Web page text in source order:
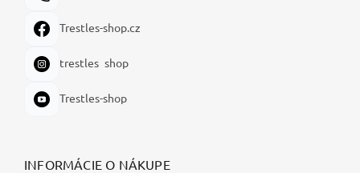
Trestles-shop.cz
trestles_shop
Trestles-shop
INFORMÁCIE O NÁKUPE